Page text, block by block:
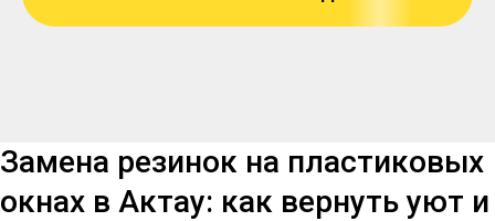
Замена резинок на пластиковых
окнах в Актау: как вернуть уют и